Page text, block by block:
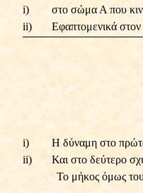
i)
στο σώμα Α που
ii)
Εφαπτομενικά
i) Η δύναμη στο
ii)
Και στο δεύτερο
Το μήκος όμως